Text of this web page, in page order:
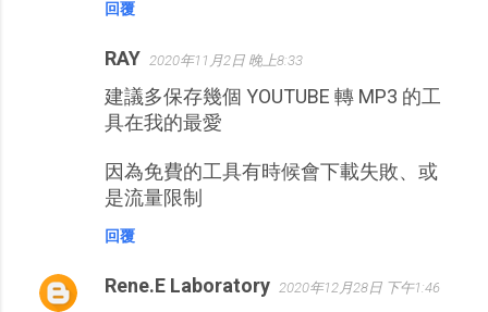
回覆
RAY 2020年11月2日 晚上8:33
建議多保存幾個 YOUTUBE 轉 MP3 的工
具在我的最愛
因為免費的工具有時候會下載失敗、或
是流量限制
回覆
Rene.E Laboratory 2020年12月28日 下午1:46